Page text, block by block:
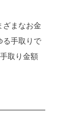
ざまなお金
る手取りで
取り金額